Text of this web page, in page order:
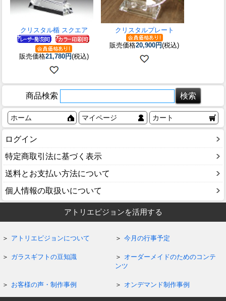
クリスタル楯 スクエア
販売価格21,780円(税込)
クリスタルプレート
販売価格20,900円(税込)
商品検索
ホーム マイページ カート
ログイン
特定商取引法に基づく表示
送料とお支払い方法について
個人情報の取扱いについて
アトリエピジョンを活用する
アトリエピジョンについて 今月の行事予定
ガラスギフトの豆知識
オーダーメイドのためのコンテ
ンツ
お客様の声・制作事例 オンデマンド制作事例